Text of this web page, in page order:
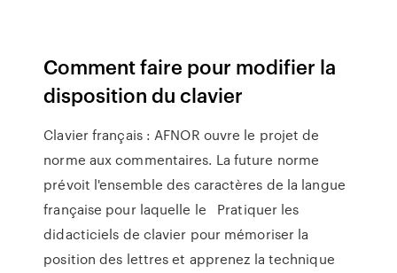
Comment faire pour modifier la
disposition du clavier
Clavier français : AFNOR ouvre le projet de
norme aux commentaires. La future norme
prévoit l'ensemble des caractères de la langue
française pour laquelle le Pratiquer les
didacticiels de clavier pour mémoriser la
position des lettres et apprenez la technique